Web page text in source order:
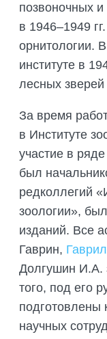
позвоночных
в 1946–1949
орнитологии.
институте в
лесных зверей
За время
в Институте
участие в
был
редколлегий
зоологии»,
изданий. Все
Гаврин,
Долгушин И.А.
того, под его
подготовлены
научных